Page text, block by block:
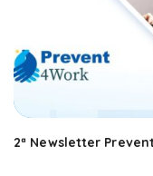
2ª Newsletter